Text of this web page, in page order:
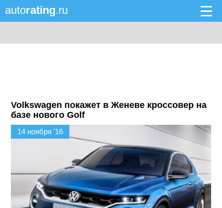
autorating.ru
Volkswagen покажет в Женеве кроссовер на
базе нового Golf
14 ноября '16